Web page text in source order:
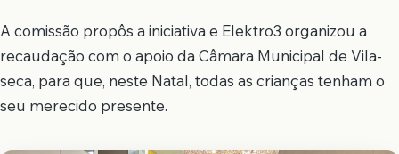
A comissão propôs a iniciativa e Elektro3 organizou a
recaudação com o apoio da Câmara Municipal de Vila-
seca, para que, neste Natal, todas as crianças tenham o
seu merecido presente.